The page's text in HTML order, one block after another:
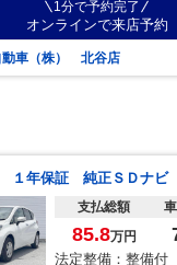
1分で予約完了
オンラインで来店予約
動車（株） 北谷店
支払総額
85.8万円
法定整備：整備付